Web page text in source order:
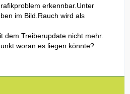
erkennbar.Unter
im Bild.Rauch wird als
dem Treiberupdate nicht mehr.
woran es liegen könnte?